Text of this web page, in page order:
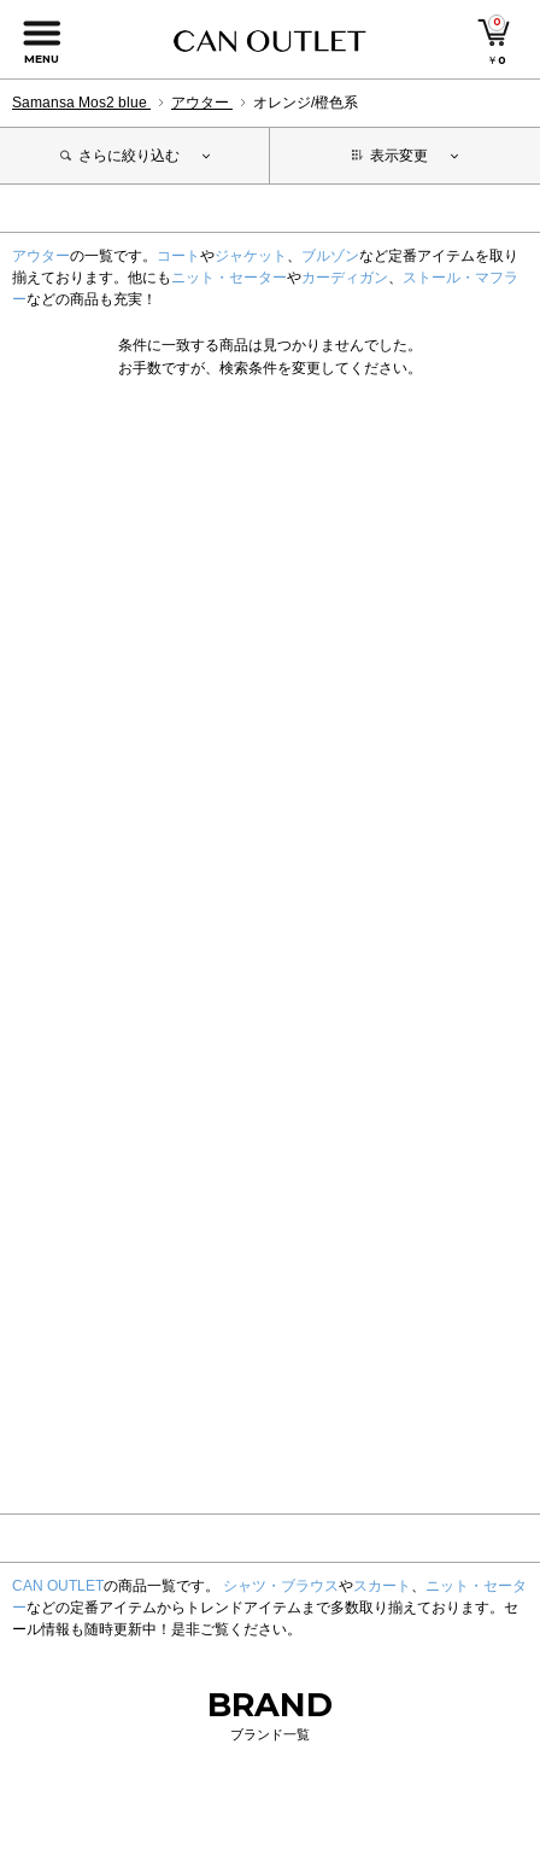
MENU
0
￥0
Samansa Mos2 blue アウター オレンジ/橙色系
さらに絞り込む 表示変更
アウターの一覧です。 コート やジャケット 、 ブルゾンなど定番アイテムを取り
揃えております。他にも ニット・セーターやカーディガン、 ストール・マフラ
ーなどの商品も充実！
条件に一致する商品は見つかりませんでした。
お手数ですが、検索条件を変更してください。
CAN OUTLETの商品一覧です。 シャツ・ブラウスやスカート 、 ニット・セータ
ーなどの定番アイテムからトレンドアイテムまで多数取り揃えております。セ
ール情報も随時更新中！是非ご覧ください。
BRAND
ブランド一覧